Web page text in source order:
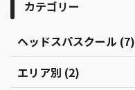
カテゴリー
ヘッドスパスクール (7)
エリア別 (2)